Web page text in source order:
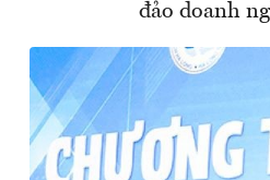
đảo doanh